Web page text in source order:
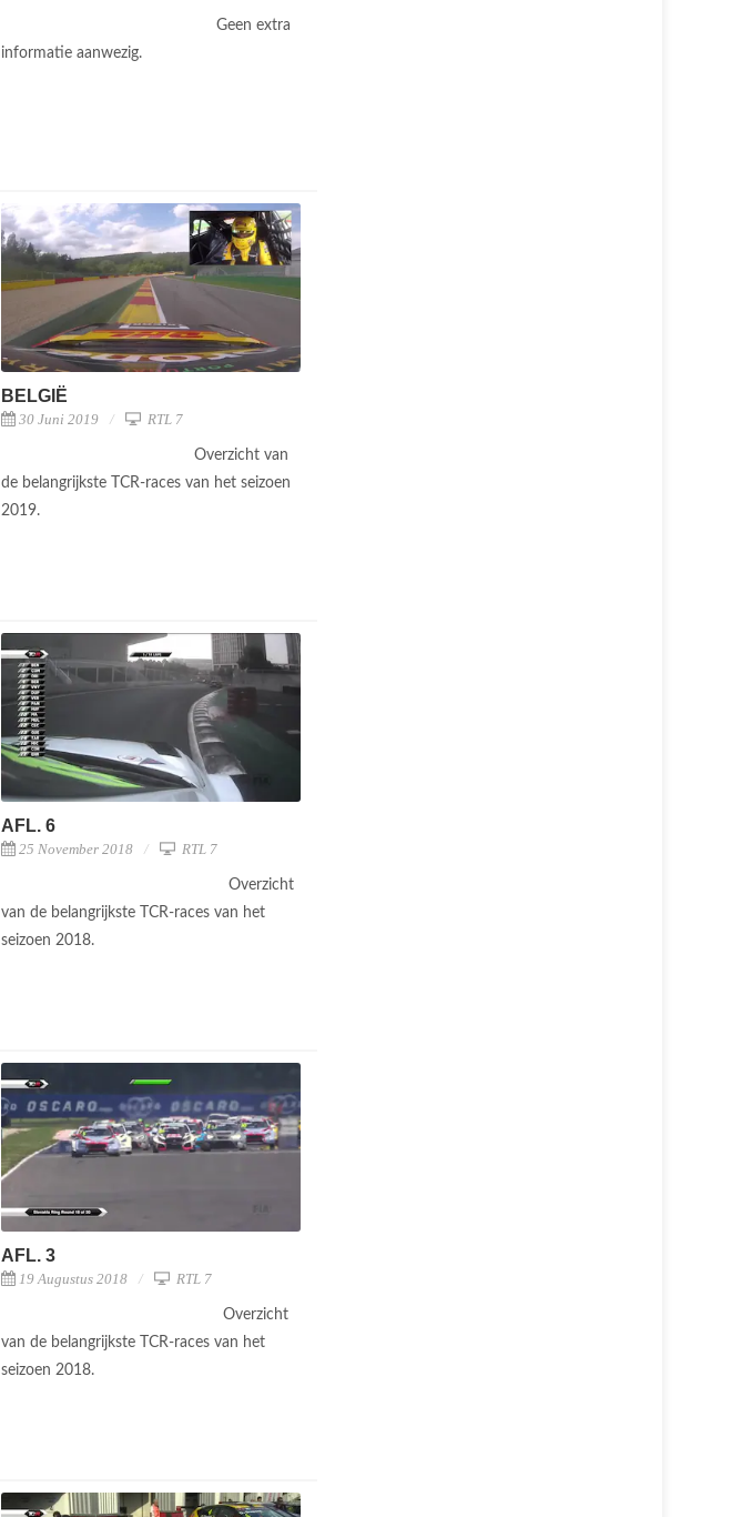
Geen extra
informatie aanwezig.
BELGIË
30 Juni 2019 RTL 7
Overzicht van
de belangrijkste TCR-races van het seizoen
2019.
AFL. 6
25 November 2018 RTL 7
Overzicht
van de belangrijkste TCR-races van het
seizoen 2018.
AFL. 3
19 Augustus 2018 RTL 7
Overzicht
van de belangrijkste TCR-races van het
seizoen 2018.